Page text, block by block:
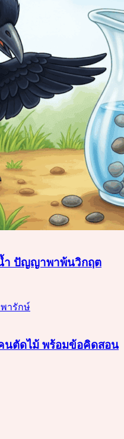
ำ ปัญญาพาพ้นวิกฤต
นตัดไม้ พร้อมข้อคิดสอน